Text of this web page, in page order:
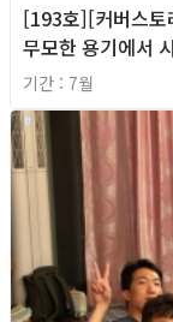
[193호][커버스
무모한 용기에서
기간 : 7월